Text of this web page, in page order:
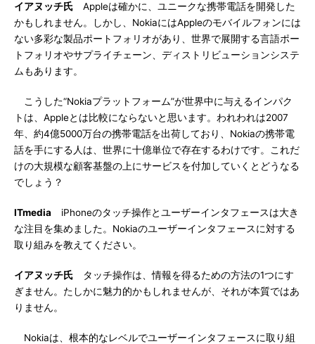
イアヌッチ氏 Appleは確かに、ユニークな携帯電話を開発した
かもしれません。しかし、NokiaにはAppleのモバイルフォンには
ない多彩な製品ポートフォリオがあり、世界で展開する言語ポー
トフォリオやサプライチェーン、ディストリビューションシステ
ムもあります。
こうした“Nokiaプラットフォーム”が世界中に与えるインパク
トは、Appleとは比較にならないと思います。われわれは2007
年、約4億5000万台の携帯電話を出荷しており、Nokiaの携帯電
話を手にする人は、世界に十億単位で存在するわけです。これだ
けの大規模な顧客基盤の上にサービスを付加していくとどうなる
でしょう？
ITmedia iPhoneのタッチ操作とユーザーインタフェースは大き
な注目を集めました。Nokiaのユーザーインタフェースに対する
取り組みを教えてください。
イアヌッチ氏 タッチ操作は、情報を得るための方法の1つにす
ぎません。たしかに魅力的かもしれませんが、それが本質ではあ
りません。
Nokiaは、根本的なレベルでユーザーインタフェースに取り組